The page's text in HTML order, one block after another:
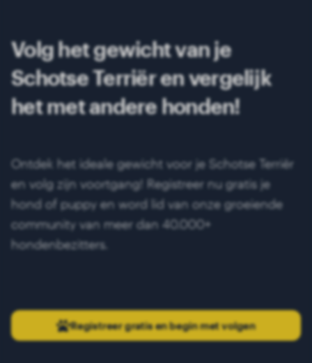
Volg het gewicht van je
Schotse Terriër en vergelijk
het met andere honden!
Ontdek het ideale gewicht voor je Schotse Terriër
en volg zijn voortgang! Registreer nu gratis je
hond of puppy en word lid van onze groeiende
community van meer dan 40.000+
hondenbezitters.
Registreer gratis en begin met volgen